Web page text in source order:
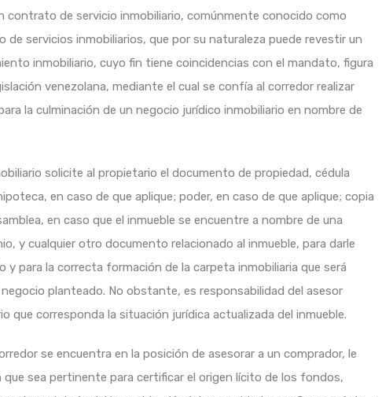
contrato de servicio inmobiliario, comúnmente conocido como
servicios inmobiliarios, que por su naturaleza puede revestir un
inmobiliario, cuyo fin tiene coincidencias con el mandato, figura
venezolana, mediante el cual se confía al corredor realizar
la culminación de un negocio jurídico inmobiliario en nombre de
solicite al propietario el documento de propiedad, cédula
en caso de que aplique; poder, en caso de que aplique; copia
en caso que el inmueble se encuentre a nombre de una
y cualquier otro documento relacionado al inmueble, para darle
y para la correcta formación de la carpeta inmobiliaria que será
planteado. No obstante, es responsabilidad del asesor
que corresponda la situación jurídica actualizada del inmueble.
se encuentra en la posición de asesorar a un comprador, le
sea pertinente para certificar el origen lícito de los fondos,